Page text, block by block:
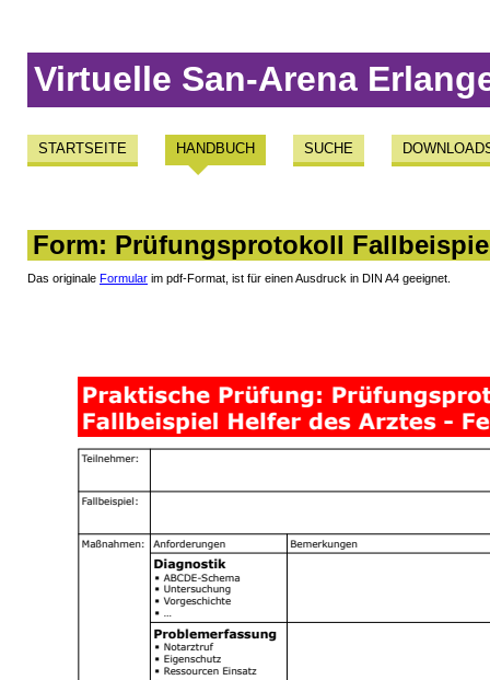
Virtuelle San-Arena
STARTSEITE HANDBUCH SUCHE
Form: Prüfungsprotokoll
Das originale Formular im pdf-Format, ist für einen Ausdruck in DIN A4 geeignet.